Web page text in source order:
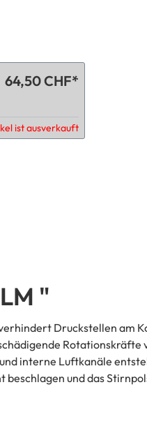
64,50 CHF*
ist ausverkauft
"
Druckstellen am
Rotationskräfte
interne Luftkanäle
beschlagen und das